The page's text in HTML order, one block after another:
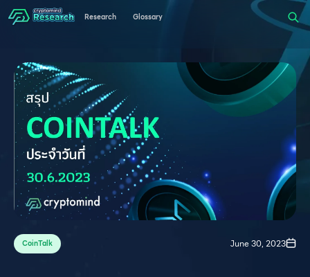
Research Glossary
CoinTalk June 30, 2023